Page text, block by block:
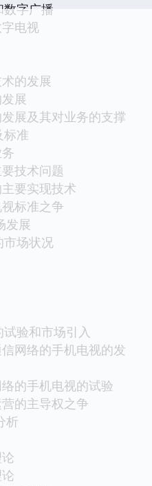
字广播
电视
的发展
展
及其对业务的支撑
准
技术问题
要实现技术
标准之争
发展
场状况
验和市场引入
络的手机电视的发
手机电视的试验
的主导权之争
析